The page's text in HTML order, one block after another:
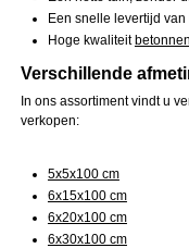
Een snelle levertijd
Hoge kwaliteit
Verschillende
In ons assortiment vindt u
verkopen:
5x5x100 cm
6x15x100 cm
6x20x100 cm
6x30x100 cm